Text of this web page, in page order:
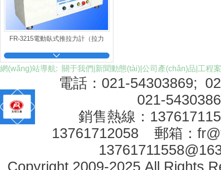
FR-3215電動臥式推拉力計（拉力
儀）
網(wǎng)站導航: 關于我們 新聞動態(tài) 公司產(chǎn)品 工程
電話：021-54303869;
021-
銷售熱線：
13761712058 郵箱：
Copyright 2009-2025 All Rights